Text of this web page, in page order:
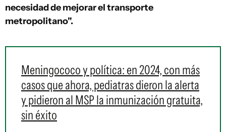
necesidad de mejorar el transporte
metropolitano".
Meningococo y política: en 2024, con más
casos que ahora, pediatras dieron la alerta
y pidieron al MSP la inmunización gratuita,
sin éxito